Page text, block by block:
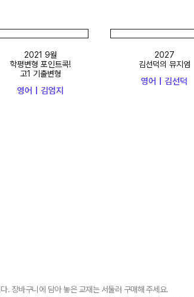
2021 9월
학평변형 포인트콕!
고1 기출변형
영어 | 김엄지
2027
김선덕의 뮤지엄
영어 | 김선덕
. 장바구니에 담아 놓은 교재는 서둘러 구매해 주세요.